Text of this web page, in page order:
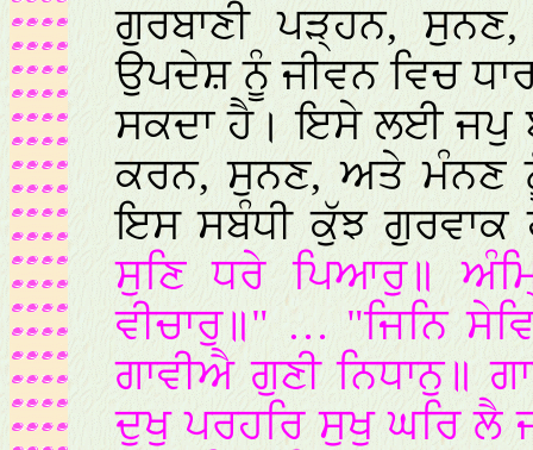
ਗੁਰਬਾਣੀ ਪੜ੍ਹਨ,
ਉਪਦੇਸ਼ ਨੂੰ ਜੀਵਨ ਵਿਚ
ਸਕਦਾ ਹੈ। ਇਸੇ ਲਈ ਜਪੁ
ਕਰਨ, ਸੁਨਣ, ਅਤੇ ਮੰਨਣ
ਇਸ ਸਬੰਧੀ ਕੁੱਝ
ਸੁਣਿ ਧਰੇ ਪਿਆਰੁ॥
ਵੀਚਾਰੁ॥" … "ਜਿਨਿ
ਗਾਵੀਐ ਗੁਣੀ ਨਿਧਾਨੁ॥
ਦੁਖੁ ਪਰਹਰਿ ਸੁਖੁ ਘਰਿ ਲੈ